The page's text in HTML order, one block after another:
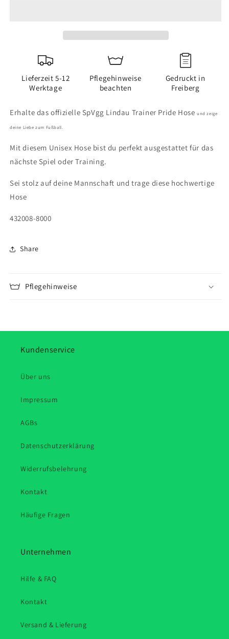
Unisex
Lieferzeit 5-12
Werktage
Pflegehinweise
beachten
Gedruckt in
Freiberg
Erhalte das offizielle SpVgg Lindau Trainer Pride Hose und zeige
deine Liebe zum Fußball.
Mit diesem Unisex Hose bist du perfekt ausgestattet für das
nächste Spiel oder Training.
Sei stolz auf deine Mannschaft und trage diese hochwertige
Hose
432008-8000
Share
Pflegehinweise
Kundenservice
Über uns
Impressum
AGBs
Datenschutzerklärung
Widerrufsbelehrung
Kontakt
Häufige Fragen
Unternehmen
Hilfe & FAQ
Kontakt
Versand & Lieferung